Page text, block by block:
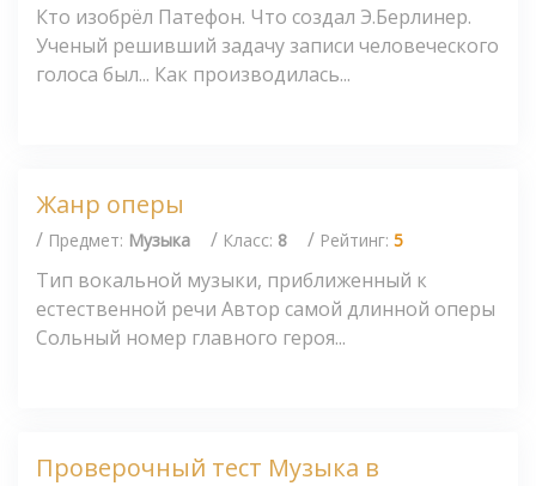
Кто изобрёл Патефон. Что создал Э.Берлинер.
Ученый решивший задачу записи человеческого
голоса был... Как производилась...
Жанр оперы
/ Предмет: Музыка / Класс: 8 / Рейтинг: 5
Тип вокальной музыки, приближенный к
естественной речи Автор самой длинной оперы
Сольный номер главного героя...
Проверочный тест Музыка в